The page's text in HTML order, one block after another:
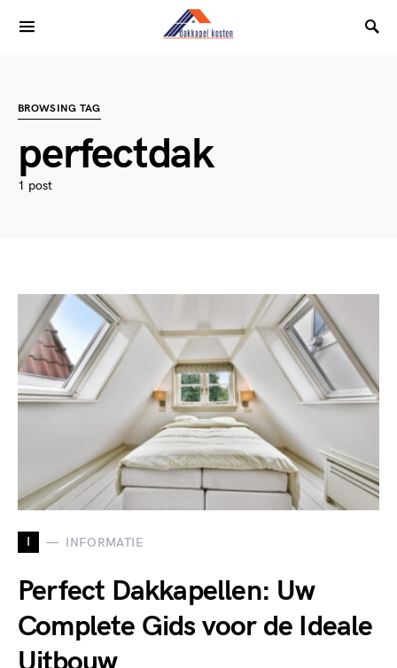
BROWSING TAG
perfectdak
1 post
I INFORMATIE
Perfect Dakkapellen: Uw
Complete Gids voor de Ideale